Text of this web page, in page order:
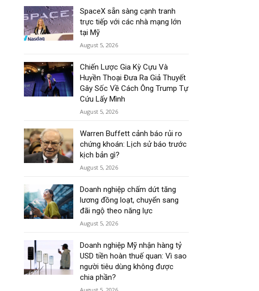
SpaceX sẵn sàng cạnh tranh
trực tiếp với các nhà mạng lớn
tại Mỹ
August 5, 2026
Chiến Lược Gia Kỳ Cựu Và
Huyền Thoại Đưa Ra Giả Thuyết
Gây Sốc Về Cách Ông Trump Tự
Cứu Lấy Mình
August 5, 2026
Warren Buffett cảnh báo rủi ro
chứng khoán: Lịch sử báo trước
kịch bản gì?
August 5, 2026
Doanh nghiệp chấm dứt tăng
lương đồng loạt, chuyển sang
đãi ngộ theo năng lực
August 5, 2026
Doanh nghiệp Mỹ nhận hàng tỷ
USD tiền hoàn thuế quan: Vì sao
người tiêu dùng không được
chia phần?